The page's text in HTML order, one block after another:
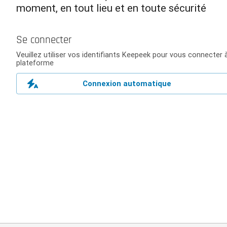
moment, en tout lieu et en toute sécurité
Se connecter
Veuillez utiliser vos identifiants Keepeek pour vous connecter
plateforme
Connexion automatique